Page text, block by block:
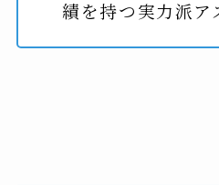
績を持つ実力派ア